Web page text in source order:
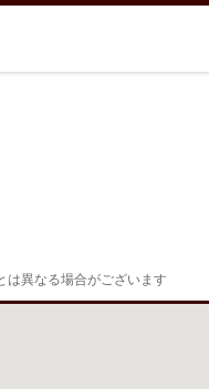
は異なる場合がございます